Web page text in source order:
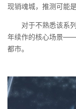
现销魂城，推测可能
对于不熟悉该系
年续作的核心场景——
都市。